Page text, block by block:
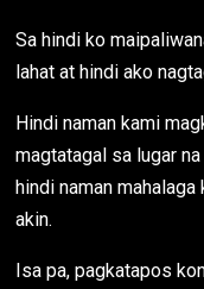
Sa hindi ko
lahat at hindi ako
Hindi naman kami
magtatagal sa lugar
hindi naman
akin.
Isa pa, pagkatapos